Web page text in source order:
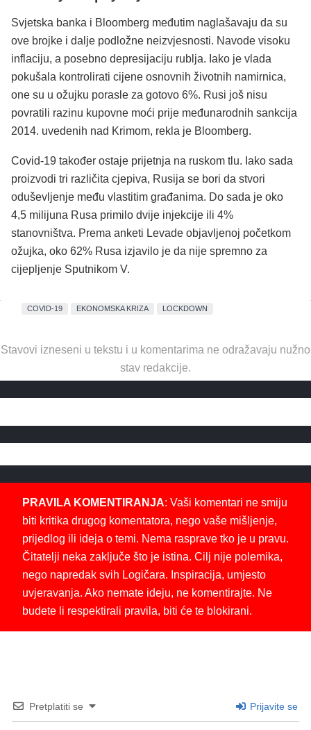
Svjetska banka i Bloomberg međutim naglašavaju da su
ove brojke i dalje podložne neizvjesnosti. Navode visoku
inflaciju, a posebno depresijaciju rublja. Iako je vlada
pokušala kontrolirati cijene osnovnih životnih namirnica,
one su u ožujku porasle za gotovo 6%. Rusi još nisu
povratili razinu kupovne moći prije međunarodnih sankcija
2014. uvedenih nad Krimom, rekla je Bloomberg.
Covid-19 također ostaje prijetnja na ruskom tlu. Iako sada
proizvodi tri različita cjepiva, Rusija se bori da stvori
oduševljenje među vlastitim građanima. Do sada je oko
4,5 milijuna Rusa primilo dvije injekcije ili 4%
stanovništva. Prema anketi Levade objavljenoj početkom
ožujka, oko 62% Rusa izjavilo je da nije spremno za
cijepljenje Sputnikom V.
COVID-19 EKONOMSKA KRIZA LOCKDOWN
Stavovi izneseni u tekstu i u komentarima ne odražavaju nužno
stav redakcije.
PRAVILA KOMENTIRANJA: Vaši komentari ne smiju
biti kritika drugog komentatora, nego vaše mišljenje,
prijedlog ili ideja o temi. Nema rasprave tko je u pravu.
Čitatelji neka zaključe što je istina. Cilj nije polemika,
nego napredak svih Logičara. Inspiracija, umjesto
uvjeravanja. Ako nemate ideju, ne komentirajte. Ne
budete li respektirali pravila, biti će te blokirani.
Pretplatiti se Prijavite se